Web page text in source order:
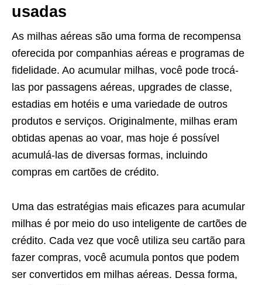
usadas
As milhas aéreas são uma forma de recompensa
oferecida por companhias aéreas e programas de
fidelidade. Ao acumular milhas, você pode trocá-
las por passagens aéreas, upgrades de classe,
estadias em hotéis e uma variedade de outros
produtos e serviços. Originalmente, milhas eram
obtidas apenas ao voar, mas hoje é possível
acumulá-las de diversas formas, incluindo
compras em cartões de crédito.
Uma das estratégias mais eficazes para acumular
milhas é por meio do uso inteligente de cartões de
crédito. Cada vez que você utiliza seu cartão para
fazer compras, você acumula pontos que podem
ser convertidos em milhas aéreas. Dessa forma,